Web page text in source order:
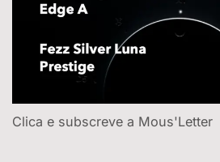
Clica e subscreve a Mous'Letter